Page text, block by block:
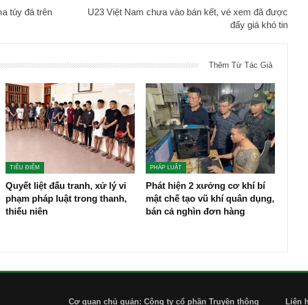
túy đá trên
U23 Việt Nam chưa vào bán kết, vé xem đã được
đẩy giá khó tin
Thêm Từ Tác Giả
TIÊU ĐIỂM
Quyết liệt đấu tranh, xử lý vi
phạm pháp luật trong thanh,
thiếu niên
PHÁP LUẬT
Phát hiện 2 xưởng cơ khí bí
mật chế tạo vũ khí quân dụng,
bán cả nghìn đơn hàng
Cơ quan chủ quản: Công ty cổ phần Truyền thông Liên